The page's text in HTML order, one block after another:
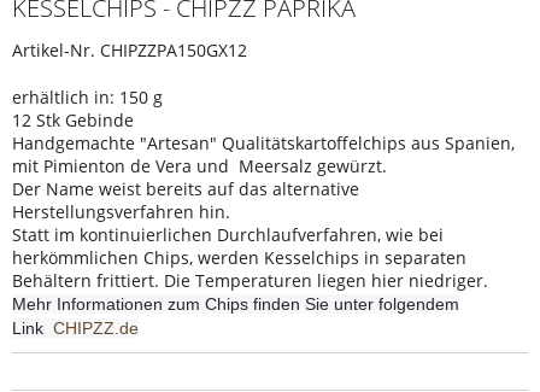
KESSELCHIPS - CHIPZZ PAPRIKA
Artikel-Nr. CHIPZZPA150GX12
erhältlich in: 150 g
12 Stk Gebinde
Handgemachte "Artesan" Qualitätskartoffelchips aus Spanien,
mit Pimienton de Vera und Meersalz gewürzt.
Der Name weist bereits auf das alternative
Herstellungsverfahren hin.
Statt im kontinuierlichen Durchlaufverfahren, wie bei
herkömmlichen Chips, werden Kesselchips in separaten
Behältern frittiert. Die Temperaturen liegen hier niedriger.
Mehr Informationen zum Chips finden Sie unter folgendem
Link CHIPZZ.de